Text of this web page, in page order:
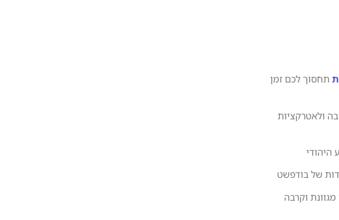
תחסוך לכם זמן
ולאטרקציות
היהודי
של בודפשט
וקרבה